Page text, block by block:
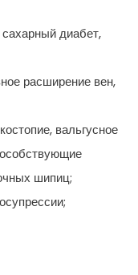
диабет,
расширение вен,
вальгусное
шипиц;